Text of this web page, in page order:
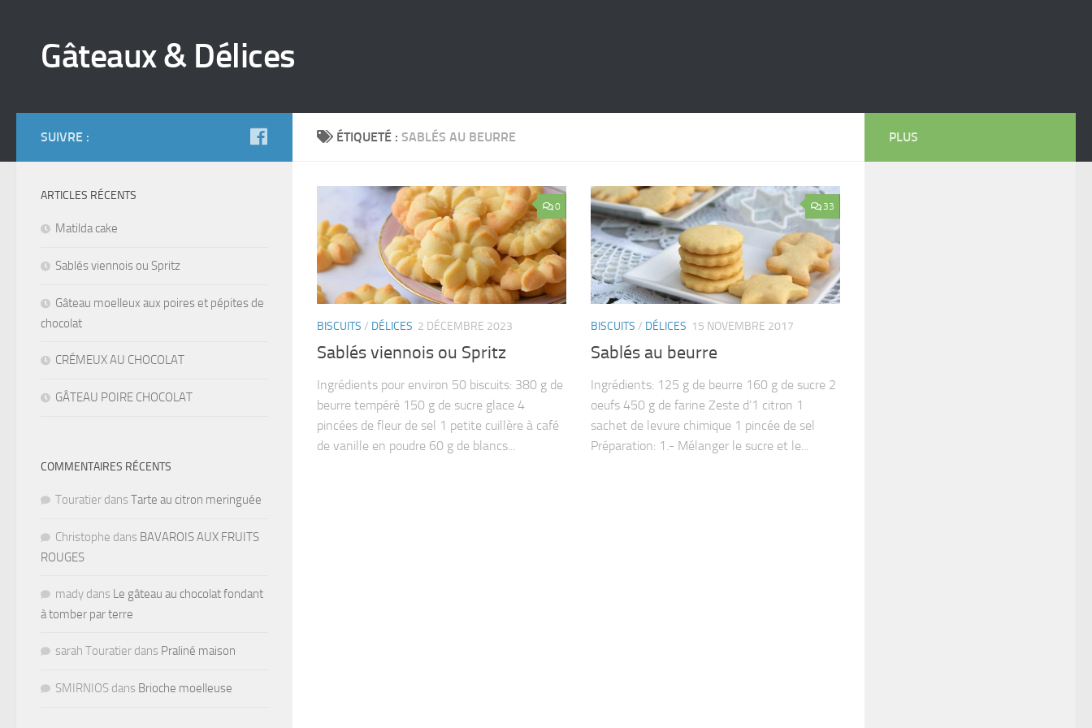
Gâteaux & Délices
ÉTIQUETÉ : SABLÉS AU BEURRE
0
BISCUITS / DÉLICES 2 DÉCEMBRE 2023
Sablés viennois ou Spritz
Ingrédients pour environ 50 biscuits: 380 g de
beurre tempéré 150 g de sucre glace 4
pincées de fleur de sel 1 petite cuillère à café
de vanille en poudre 60 g de blancs...
33
BISCUITS / DÉLICES 15 NOVEMBRE 2017
Sablés au beurre
Ingrédients: 125 g de beurre 160 g de sucre 2
oeufs 450 g de farine Zeste d’1 citron 1
sachet de levure chimique 1 pincée de sel
Préparation: 1.- Mélanger le sucre et le...
SUIVRE :
ARTICLES RÉCENTS
Matilda cake
Sablés viennois ou Spritz
Gâteau moelleux aux poires et pépites de
chocolat
CRÉMEUX AU CHOCOLAT
GÂTEAU POIRE CHOCOLAT
COMMENTAIRES RÉCENTS
Touratier dans Tarte au citron meringuée
Christophe dans BAVAROIS AUX FRUITS
ROUGES
mady dans Le gâteau au chocolat fondant
à tomber par terre
sarah Touratier dans Praliné maison
SMIRNIOS dans Brioche moelleuse
PLUS